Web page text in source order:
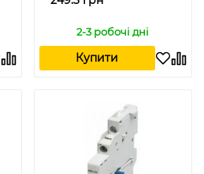
2-3 робочі дні
Купити